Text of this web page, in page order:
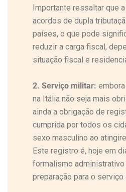
Importante ressaltar que
acordos de dupla
países, o que pode
reduzir a carga fiscal,
situação fiscal e
2. Serviço militar:
na Itália não seja mais
ainda a obrigação de
cumprida por todos os
sexo masculino ao
Este registro é, hoje em
formalismo administrativo
preparação para o serviço